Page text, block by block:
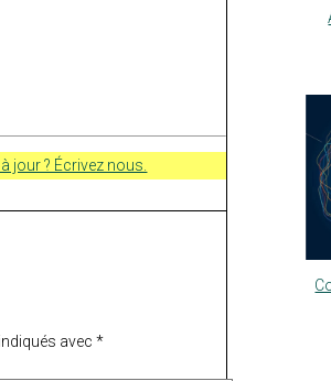
jour ? Écrivez nous.
avec *